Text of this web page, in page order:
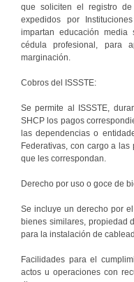
que soliciten el registro
expedidos por
impartan educación
cédula profesional, para
marginación.
Cobros del ISSSTE:
Se permite al ISSSTE,
SHCP los pagos
las dependencias o
Federativas, con cargo a
que les correspondan.
Derecho por uso o goce de
Se incluye un derecho por
bienes similares, propiedad
para la instalación de
Facilidades para el
actos u operaciones con